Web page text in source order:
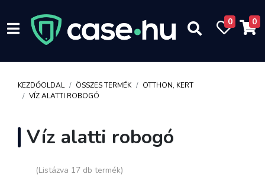
0 0
KEZDŐOLDAL ÖSSZES TERMÉK
OTTHON, KERT
VÍZ ALATTI ROBOGÓ
Víz alatti robogó
(Listázva 17 db termék)